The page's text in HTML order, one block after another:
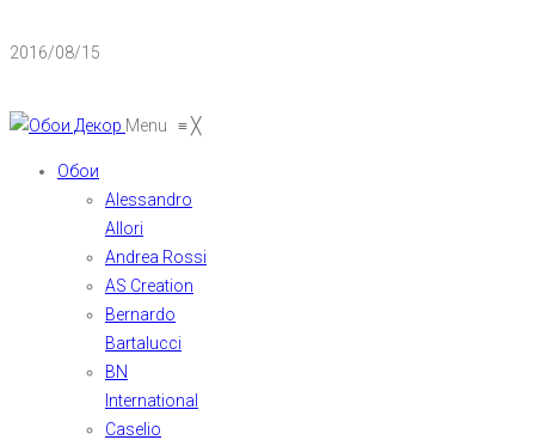
2016/08/15
Menu ≡╳
Обои
Alessandro
Allori
Andrea Rossi
AS Creation
Bernardo
Bartalucci
BN
International
Caselio